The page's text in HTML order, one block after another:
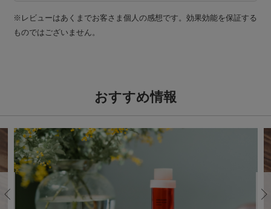
※レビューはあくまでお客さま個人の感想です。効果効能を保証する
ものではございません。
おすすめ情報
Previous